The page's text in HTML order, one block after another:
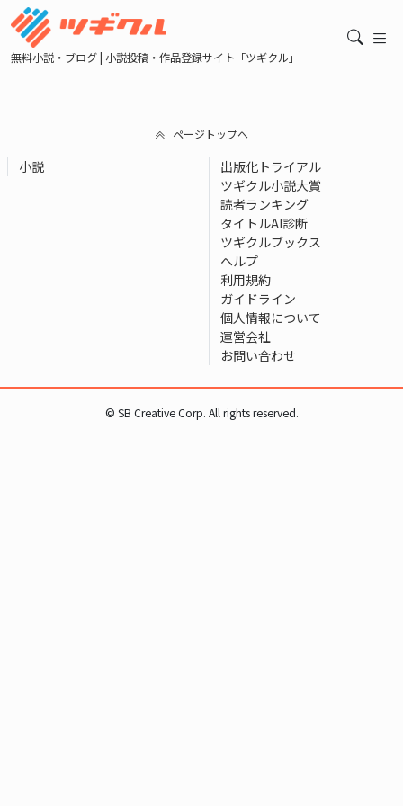
無料小説・ブログ | 小説投稿・作品登録サイト「ツギクル」
ページトップへ
小説
出版化トライアル
ツギクル小説大賞
読者ランキング
タイトルAI診断
ツギクルブックス
ヘルプ
利用規約
ガイドライン
個人情報について
運営会社
お問い合わせ
© SB Creative Corp. All rights reserved.